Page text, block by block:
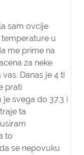
sam ovcije
u
me prime na
za neke
Danas je 4 ti
prati
je svega do 37.3 i
ta
to
se nepovuku